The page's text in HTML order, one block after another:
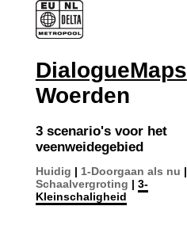
DialogueMaps
Woerden
3 scenario's voor het
veenweidegebied
Huidig | 1-Doorgaan als nu |
Schaalvergroting | 3-
Kleinschaligheid